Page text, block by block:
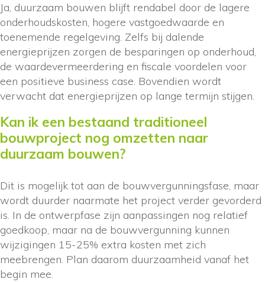
Ja, duurzaam bouwen blijft rendabel door de lagere
onderhoudskosten, hogere vastgoedwaarde en
toenemende regelgeving. Zelfs bij dalende
energieprijzen zorgen de besparingen op onderhoud,
de waardevermeerdering en fiscale voordelen voor
een positieve business case. Bovendien wordt
verwacht dat energieprijzen op lange termijn stijgen.
Kan ik een bestaand traditioneel
bouwproject nog omzetten naar
duurzaam bouwen?
Dit is mogelijk tot aan de bouwvergunningsfase, maar
wordt duurder naarmate het project verder gevorderd
is. In de ontwerpfase zijn aanpassingen nog relatief
goedkoop, maar na de bouwvergunning kunnen
wijzigingen 15-25% extra kosten met zich
meebrengen. Plan daarom duurzaamheid vanaf het
begin mee.